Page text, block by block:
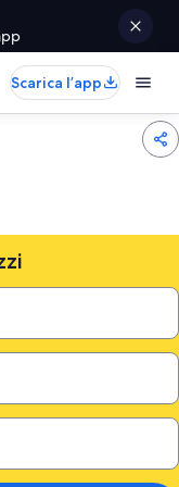
Scarica l’app